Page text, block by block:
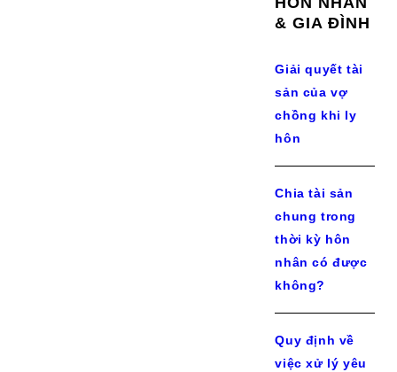
& GIA ĐÌNH
Giải quyết tài
sản của vợ
chồng khi ly
hôn
Chia tài sản
chung trong
thời kỳ hôn
nhân có được
không?
Quy định về
việc xử lý yêu